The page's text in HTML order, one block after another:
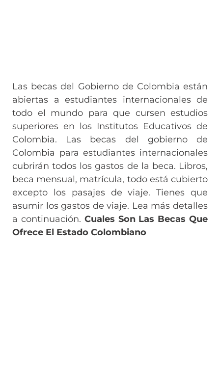
Las becas del Gobierno de Colombia están
abiertas a estudiantes internacionales de
todo el mundo para que cursen estudios
superiores en los Institutos Educativos de
Colombia. Las becas del gobierno de
Colombia para estudiantes internacionales
cubrirán todos los gastos de la beca. Libros,
beca mensual, matrícula, todo está cubierto
excepto los pasajes de viaje. Tienes que
asumir los gastos de viaje. Lea más detalles
a continuación. Cuales Son Las Becas Que
Ofrece El Estado Colombiano